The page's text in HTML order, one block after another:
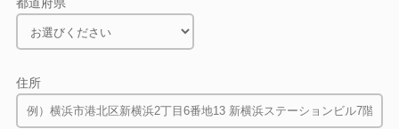
住所